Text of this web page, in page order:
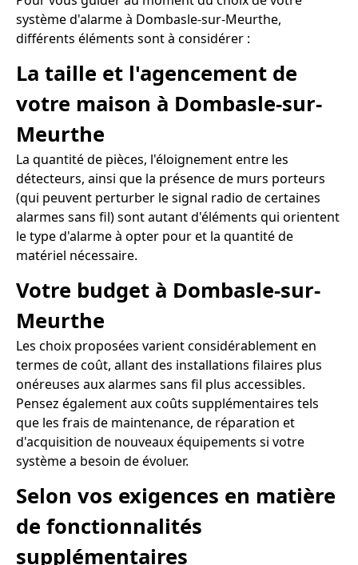
système d'alarme à Dombasle-sur-Meurthe,
différents éléments sont à considérer :
La taille et l'agencement de
votre maison à Dombasle-sur-
Meurthe
La quantité de pièces, l'éloignement entre les
détecteurs, ainsi que la présence de murs porteurs
(qui peuvent perturber le signal radio de certaines
alarmes sans fil) sont autant d'éléments qui orientent
le type d'alarme à opter pour et la quantité de
matériel nécessaire.
Votre budget à Dombasle-sur-
Meurthe
Les choix proposées varient considérablement en
termes de coût, allant des installations filaires plus
onéreuses aux alarmes sans fil plus accessibles.
Pensez également aux coûts supplémentaires tels
que les frais de maintenance, de réparation et
d'acquisition de nouveaux équipements si votre
système a besoin de évoluer.
Selon vos exigences en matière
de fonctionnalités
supplémentaires